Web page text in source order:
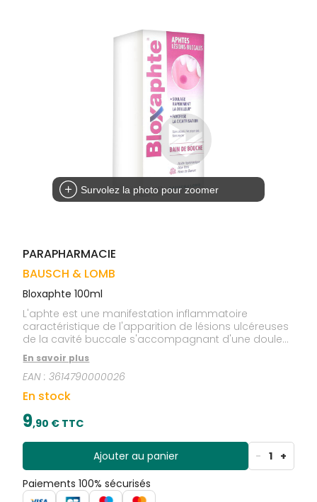
Survolez la photo pour zoomer
PARAPHARMACIE
BAUSCH & LOMB
Bloxaphte 100ml
L'aphte est une manifestation inflammatoire
caractéristique de l'apparition de lésions ulcéreuses
de la cavité buccale s'accompagnant d'une douleur
locale.Bausch + Lomb BloXaphte Bain de Bouche 100
ml, à travers sa formulation, permet la réduction
rapide de la douleur grâce à son effet isolant et son
pouvoir hydratant. Il favorise la guérison des ulcères
aphteux et réduit leur nombre.Sa formule contient :
acide hyaluronique, aloe vera, rose de damas.Sans
alcool, sans sucre.
En savoir plus
EAN :3614790000026
En stock
9,90 € TTC
Ajouter au panier - 1 +
Paiements 100% sécurisés